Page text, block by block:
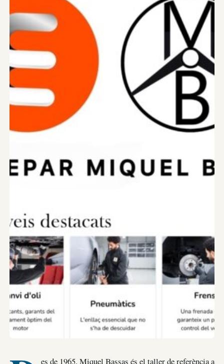
es de 1965, Miquel Bassas és el taller de referència a